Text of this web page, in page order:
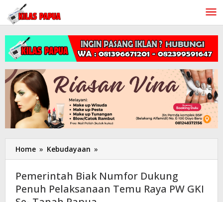
Lewati
konten
Home » Kebudayaan »
Biak
Numfor
Dukung
Penuh
Pemerintah Biak Numfor Dukung
Penuh Pelaksanaan Temu Raya PW GKI